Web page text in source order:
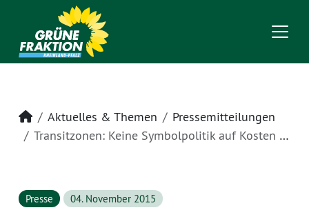
Startseite
Aktuelles & Themen
Pressemitteilungen
Transitzonen: Keine Symbolpolitik auf Kosten der Menschenrechte
Presse 04. November 2015